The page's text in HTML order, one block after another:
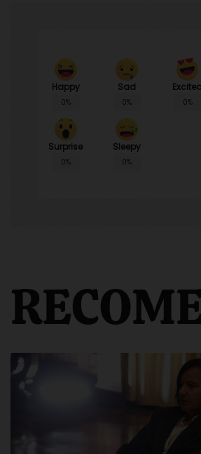
Happy
0%
Sad
0%
Excited
0%
Surprise
0%
Sleepy
0%